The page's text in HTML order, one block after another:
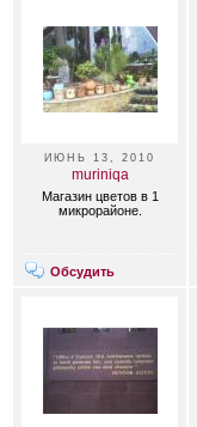
ИЮНЬ 13, 2010
muriniqa
Магазин цветов в 1
микрорайоне.
Обсудить